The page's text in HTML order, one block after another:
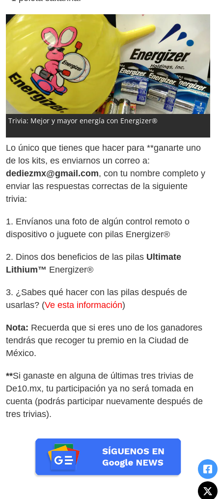
Trivia: Mejor y mayor energía con Energizer®
Lo único que tienes que hacer para **ganarte uno
de los kits, es enviarnos un correo a:
dediezmx@gmail.com, con tu nombre completo y
enviar las respuestas correctas de la siguiente
trivia:
1. Envíanos una foto de algún control remoto o
dispositivo o juguete con pilas Energizer®
2. Dinos dos beneficios de las pilas Ultimate
Lithium™ Energizer®
3. ¿Sabes qué hacer con las pilas después de
usarlas? (Ve esta información)
Nota: Recuerda que si eres uno de los ganadores
tendrás que recoger tu premio en la Ciudad de
México.
**Si ganaste en alguna de últimas tres trivias de
De10.mx, tu participación ya no será tomada en
cuenta (podrás participar nuevamente después de
tres trivias).